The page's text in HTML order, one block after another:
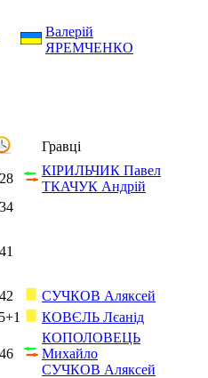
Валерій
ЯРЕМЧЕНКО
Гравці
28
КІРИЛЬЧИК Павел
ТКАЧУК Андрій
34
41
42
СУЧКОВ Аляксей
КОВЄЛЬ Лєанід
46
КОПОЛОВЕЦЬ
Михайло
СУЧКОВ Аляксей